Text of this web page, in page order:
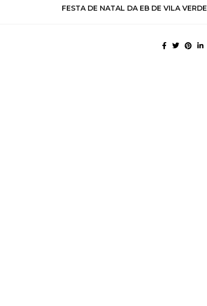
FESTA DE NATAL DA EB DE VILA VERDE